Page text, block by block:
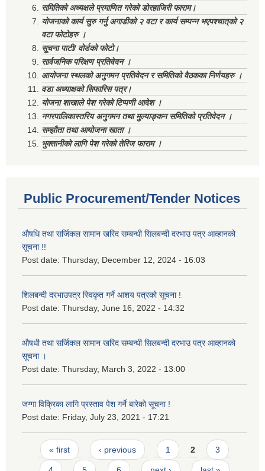
समितिको अध्यक्षले प्रमाणित गरेको डोरहाजिरी फाराम।
योजनाको कार्य सुरु गर्नु अगाडीको २ वटा र कार्य सम्पन्न भएपश्चात्‌को २
वटा फोटोहरु ।
सूचना पाटी/ वोर्डको फोटो।
सार्वजनिक परिक्षण प्रतिवेदन ।
आयोजना स्थलको अनुगमन प्रतिवेदन र समितिको वैठकका निर्णयहरु ।
वडा अध्याक्षको सिफारिस पत्र।
योजना शाखाले पेश गरेको टिप्पणी आदेश ।
नगरपालिकास्तरिय अनुगमन तथा मुल्याङ्कन समितिको प्रतिवेदन ।
सम्झौता तथा आयोजना खाता ।
भुक्तानीको लागि पेश गरेको तेरिज फाराम ।
Public Procurement/Tender Notices
औषधि तथा सर्जिकल सामान खरिद सम्बन्धी सिलबन्दी दरभाउ पत्र आव्हानको
सूचना !!
Post date: Thursday, December 12, 2024 - 16:03
शिलबन्दी दरभाउपत्र स्विकृत गर्ने आशय पत्रको सूचना !
Post date: Thursday, June 16, 2022 - 14:32
औषधी तथा सर्जिकल सामान खरिद सम्बन्धी सिलबन्दी दरभाउ पत्र आव्हानको
सूचना ।
Post date: Thursday, March 3, 2022 - 13:00
जग्गा विक्रिका लागि प्रस्ताव पेश गर्ने बारेको सूचना !
Post date: Friday, July 23, 2021 - 17:21
Pages
« first ‹ previous 1 2 3